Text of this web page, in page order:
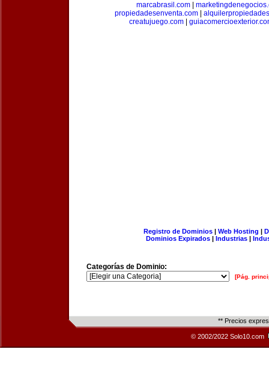
marcabrasil.com
propiedadesenventa.com
creatujuego.com|
Registro de Dominios| Web Hosting |
Dominios Expirados | Industrias |
Categorías de Dominio:
[Pág.
** Precios
© 2002/2022 Solo10.com